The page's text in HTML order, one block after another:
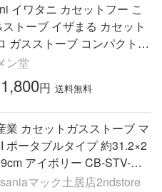
イワタニ カセットフー こ
トーブ イザまる カセット
ガスストーブ コンパクト
五徳 安全装置 やかん マグ
式
ン堂
円 送料無料
業 カセットガスストーブ マ
ポータブルタイプ 約31.2×2
アイボリー CB-STV-MY
マック土居店2ndstore